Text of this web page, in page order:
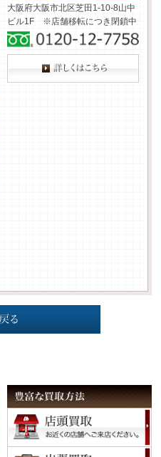
大阪府大阪市北区芝田1-10-8山中
ビル1F ※店舗移転につき閉鎖中